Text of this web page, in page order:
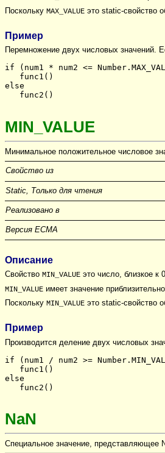
Поскольку MAX_VALUE это static-свойство
Пример
Перемножение двух числовых значений.
if (num1 * num2 <=
func1()
else
func2()
MIN_VALUE
Минимальное положительное числовое
Свойство из
Static, Только для чтения
Реализовано в
Версия ECMA
Описание
Свойство MIN_VALUE это число, близкое к
MIN_VALUE имеет значение
Поскольку MIN_VALUE это static-свойство
Пример
Производится деление двух числовых
if (num1 / num2 >=
func1()
else
func2()
NaN
Специальное значение, представляющее